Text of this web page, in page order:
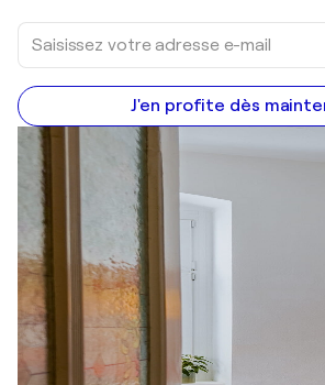
J'en profite dès